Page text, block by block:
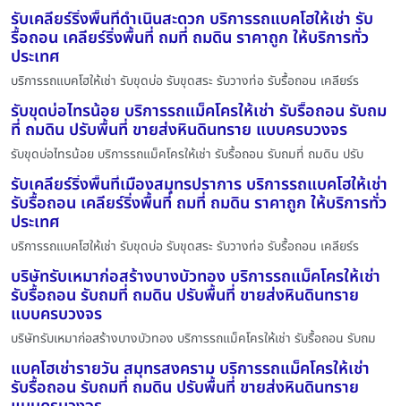
รับเคลียร์ริ่งพื้นที่ดำเนินสะดวก บริการรถแบคโฮให้เช่า รับ
รื้อถอน เคลียร์ริ่งพื้นที่ ถมที่ ถมดิน ราคาถูก ให้บริการทั่ว
ประเทศ
บริการรถแบคโฮให้เช่า รับขุดบ่อ รับขุดสระ รับวางท่อ รับรื้อถอน เคลียร์ร
รับขุดบ่อไทรน้อย บริการรถแม็คโครให้เช่า รับรื้อถอน รับถม
ที่ ถมดิน ปรับพื้นที่ ขายส่งหินดินทราย แบบครบวงจร
รับขุดบ่อไทรน้อย บริการรถแม็คโครให้เช่า รับรื้อถอน รับถมที่ ถมดิน ปรับ
รับเคลียร์ริ่งพื้นที่เมืองสมุทรปราการ บริการรถแบคโฮให้เช่า
รับรื้อถอน เคลียร์ริ่งพื้นที่ ถมที่ ถมดิน ราคาถูก ให้บริการทั่ว
ประเทศ
บริการรถแบคโฮให้เช่า รับขุดบ่อ รับขุดสระ รับวางท่อ รับรื้อถอน เคลียร์ร
บริษัทรับเหมาก่อสร้างบางบัวทอง บริการรถแม็คโครให้เช่า
รับรื้อถอน รับถมที่ ถมดิน ปรับพื้นที่ ขายส่งหินดินทราย
แบบครบวงจร
บริษัทรับเหมาก่อสร้างบางบัวทอง บริการรถแม็คโครให้เช่า รับรื้อถอน รับถม
แบคโฮเช่ารายวัน สมุทรสงคราม บริการรถแม็คโครให้เช่า
รับรื้อถอน รับถมที่ ถมดิน ปรับพื้นที่ ขายส่งหินดินทราย